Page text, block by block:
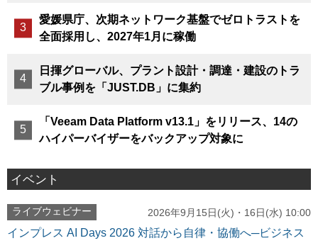
愛媛県庁、次期ネットワーク基盤でゼロトラストを
全面採用し、2027年1月に稼働
日揮グローバル、プラント設計・調達・建設のトラ
ブル事例を「JUST.DB」に集約
「Veeam Data Platform v13.1」をリリース、14の
ハイパーバイザーをバックアップ対象に
イベント
ライブウェビナー 2026年9月15日(火)・16日(水) 10:00
インプレス AI Days 2026 対話から自律・協働へ─ビジネス